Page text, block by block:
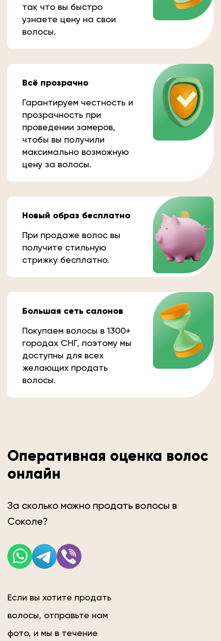
так что вы быстро
узнаете цену на свои
волосы.
Всё прозрачно
Гарантируем честность и
прозрачность при
проведении замеров,
чтобы вы получили
максимально возможную
цену за волосы.
Новый образ бесплатно
При продаже волос вы
получите стильную
стрижку бесплатно.
Большая сеть салонов
Покупаем волосы в 1300+
городах СНГ, поэтому мы
доступны для всех
желающих продать
волосы.
Оперативная оценка волос
онлайн
За сколько можно продать волосы в
Соколе?
Если вы хотите продать
волосы, отправьте нам
фото, и мы в течение